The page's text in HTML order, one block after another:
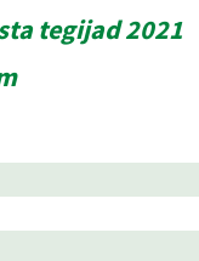
tegijad 2021